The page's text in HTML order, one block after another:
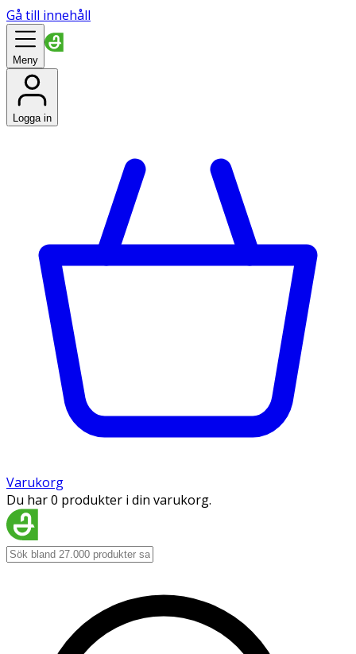
Gå till innehåll
Meny
Logga in
Varukorg
Du har 0 produkter i din varukorg.